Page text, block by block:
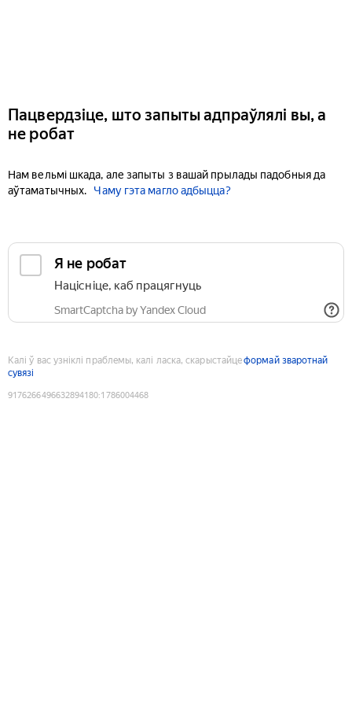
Пацвердзіце, што запыты адпраўлялі вы, а
не робат
Нам вельмі шкада, але запыты з вашай прылады падобныя да
аўтаматычных.
Чаму гэта магло адбыцца?
Я не робат
Націсніце, каб працягнуць
SmartCaptcha by Yandex Cloud
Калі ў вас узніклі праблемы, калі ласка, скарыстайцеформай зваротнай
сувязі
9176266496632894180:1786004468